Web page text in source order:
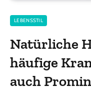
LEBENSSTIL
Natürliche
häufige
auch